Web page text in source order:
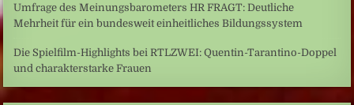
Umfrage des Meinungsbarometers HR FRAGT: Deutliche
Mehrheit für ein bundesweit einheitliches Bildungssystem
Die Spielfilm-Highlights bei RTLZWEI: Quentin-Tarantino-Doppel
und charakterstarke Frauen